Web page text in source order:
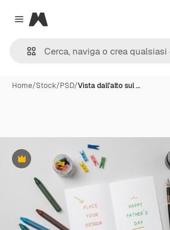
Close menu
Magnific
Home/Stock/PSD/Vista dall'alto sul …
Premium